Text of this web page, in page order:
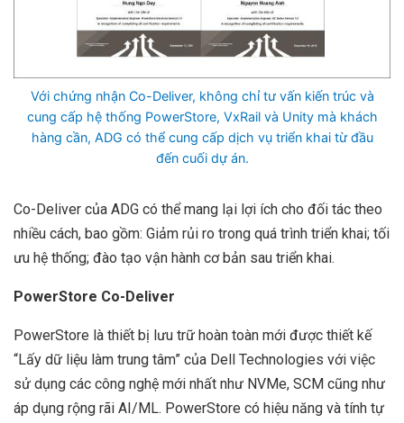
Với chứng nhận Co-Deliver, không chỉ tư vấn kiến ​​trúc và
cung cấp hệ thống PowerStore, VxRail và Unity mà khách
hàng cần, ADG có thể cung cấp dịch vụ triển khai từ đầu
đến cuối dự án.
Co-Deliver của ADG có thể mang lại lợi ích cho đối tác theo
nhiều cách, bao gồm: Giảm rủi ro trong quá trình triển khai; tối
ưu hệ thống; đào tạo vận hành cơ bản sau triển khai.
PowerStore Co-Deliver
PowerStore là thiết bị lưu trữ hoàn toàn mới được thiết kế
“Lấy dữ liệu làm trung tâm” của Dell Technologies với việc
sử dụng các công nghệ mới nhất như NVMe, SCM cũng như
áp dụng rộng rãi AI/ML. PowerStore có hiệu năng và tính tự